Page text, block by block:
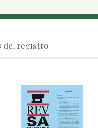
del registro